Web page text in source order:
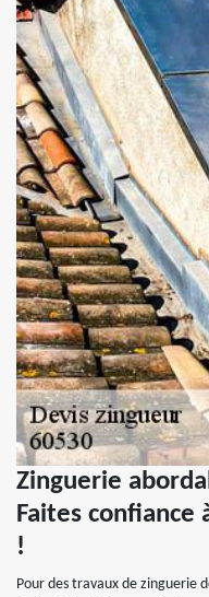
Zinguerie
Faites confiance
!
Pour des travaux de zinguerie